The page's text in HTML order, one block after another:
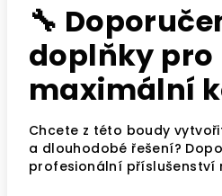
🔧
doplňky pro
maximální
Chcete z této boudy
a dlouhodobé řešení?
profesionální příslušenství